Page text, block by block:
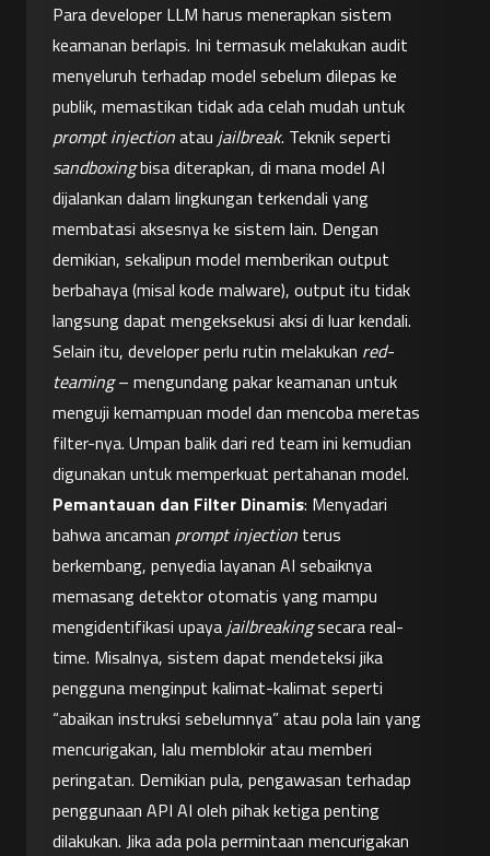
Para developer LLM harus menerapkan sistem
keamanan berlapis. Ini termasuk melakukan audit
menyeluruh terhadap model sebelum dilepas ke
prompt injection atau jailbreak
sandboxing bisa diterapkan, di mana model AI
dijalankan dalam lingkungan terkendali yang
membatasi aksesnya ke sistem lain. Dengan
demikian, sekalipun model memberikan output
berbahaya (misal kode malware), output itu tidak
langsung dapat mengeksekusi aksi di luar kendali.
Selain itu, developer perlu rutin melakukan red-
teaming – mengundang pakar keamanan untuk
menguji kemampuan model dan mencoba meretas
filter-nya. Umpan balik dari red team ini kemudian
digunakan untuk memperkuat pertahanan model.
Pemantauan dan Filter Dinamis: Menyadari
bahwa ancaman prompt injection terus
berkembang, penyedia layanan AI sebaiknya
memasang detektor otomatis yang mampu
mengidentifikasi upaya jailbreaking secara real-
time. Misalnya, sistem dapat mendeteksi jika
pengguna menginput kalimat-kalimat seperti
“abaikan instruksi sebelumnya” atau pola lain yang
mencurigakan, lalu memblokir atau memberi
peringatan. Demikian pula, pengawasan terhadap
penggunaan API AI oleh pihak ketiga penting
dilakukan. Jika ada pola permintaan mencurigakan